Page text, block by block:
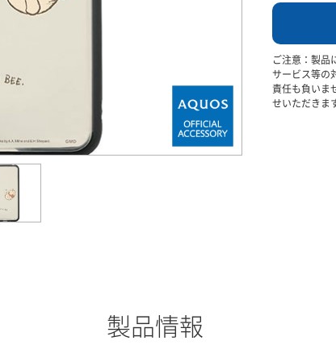
ご注意：製品
サービス等の
責任も負いま
せいただきま
製品情報